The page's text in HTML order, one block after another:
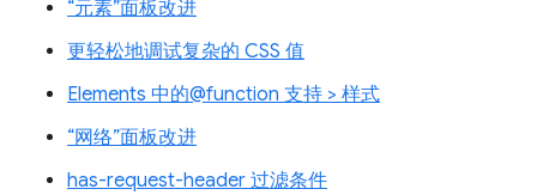
“元素”面板改进
更轻松地调试复杂的 CSS 值
Elements 中的@function 支持 > 样式
“网络”面板改进
has-request-header 过滤条件